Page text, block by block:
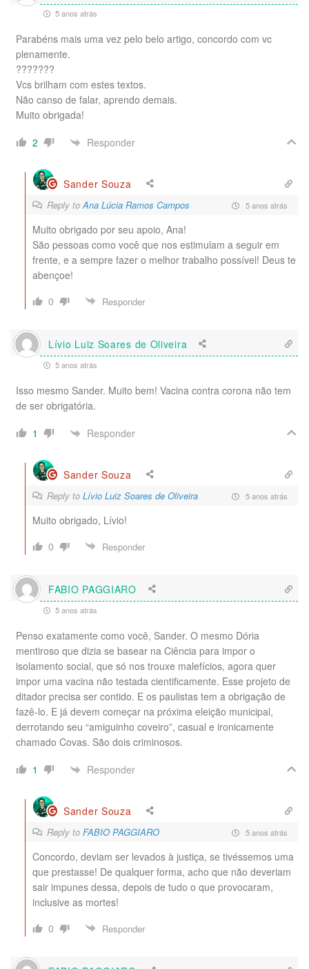
5 anos atrás
Parabéns mais uma vez pelo belo artigo, concordo com vc
plenamente.
???????
Vcs brilham com estes textos.
Não canso de falar, aprendo demais.
Muito obrigada!
2
Responder
Sander Souza
Reply toAna Lúcia Ramos Campos 5 anos atrás
Muito obrigado por seu apoio, Ana!
São pessoas como você que nos estimulam a seguir em
frente, e a sempre fazer o melhor trabalho possível! Deus te
abençoe!
0
Responder
Lívio Luiz Soares de Oliveira
5 anos atrás
Isso mesmo Sander. Muito bem! Vacina contra corona não tem
de ser obrigatória.
1
Responder
Sander Souza
Reply to Lívio Luiz Soares de Oliveira 5 anos atrás
Muito obrigado, Lívio!
0
Responder
FABIO PAGGIARO
5 anos atrás
Penso exatamente como você, Sander. O mesmo Dória
mentiroso que dizia se basear na Ciência para impor o
isolamento social, que só nos trouxe malefícios, agora quer
impor uma vacina não testada cientificamente. Esse projeto de
ditador precisa ser contido. E os paulistas tem a obrigação de
fazê-lo. E já devem começar na próxima eleição municipal,
derrotando seu “amiguinho coveiro”, casual e ironicamente
chamado Covas. São dois criminosos.
1
Responder
Sander Souza
Reply to FABIO PAGGIARO 5 anos atrás
Concordo, deviam ser levados à justiça, se tivéssemos uma
que prestasse! De qualquer forma, acho que não deveriam
sair impunes dessa, depois de tudo o que provocaram,
inclusive as mortes!
0
Responder